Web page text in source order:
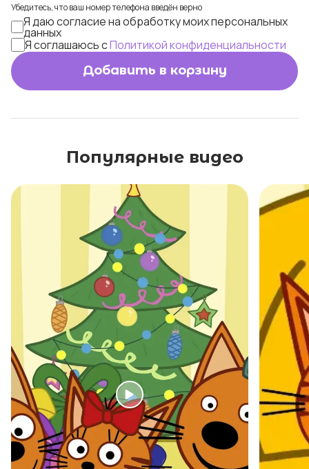
Убедитесь, что ваш номер телефона введён верно
Я даю согласие на обработку моих персональных
данных
Я соглашаюсь сПолитикой конфиденциальности
Добавить в корзину
Популярные видео